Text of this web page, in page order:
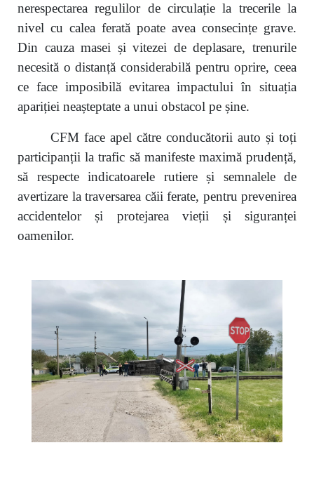
nerespectarea regulilor de circulație la trecerile la
nivel cu calea ferată poate avea consecințe grave.
Din cauza masei și vitezei de deplasare, trenurile
necesită o distanță considerabilă pentru oprire, ceea
ce face imposibilă evitarea impactului în situația
apariției neașteptate a unui obstacol pe șine.
CFM face apel către conducătorii auto și toți
participanții la trafic să manifeste maximă prudență,
să respecte indicatoarele rutiere și semnalele de
avertizare la traversarea căii ferate, pentru prevenirea
accidentelor și protejarea vieții și siguranței
oamenilor.